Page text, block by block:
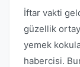
İftar vakti
güzellik
yemek
habercisi.